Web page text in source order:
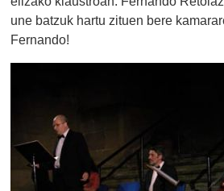
une batzuk hartu zituen bere
Fernando!